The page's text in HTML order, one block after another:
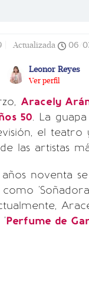
Actualizada 06/
Leonor Reyes
Ver perfil
Aracely
50. La
el teatro
las artistas
años noventa
'Perfume de